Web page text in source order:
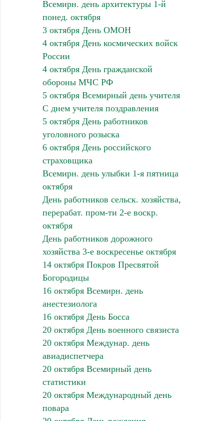
Всемирн. день архитектуры 1-й
понед. октября
3 октября День ОМОН
4 октября День космических войск
России
4 октября День гражданской
обороны МЧС РФ
5 октября Всемирный день учителя
С днем учителя поздравления
5 октября День работников
уголовного розыска
6 октября День российского
страховщика
Всемирн. день улыбки 1-я пятница
октября
День работников сельск. хозяйства,
перерабат. пром-ти 2-е воскр.
октября
День работников дорожного
хозяйства 3-е воскресенье октября
14 октября Покров Пресвятой
Богородицы
16 октября Всемирн. день
анестезиолога
16 октября День Босса
20 октября День военного связиста
20 октября Междунар. день
авиадиспетчера
20 октября Всемирный день
статистики
20 октября Международный день
повара